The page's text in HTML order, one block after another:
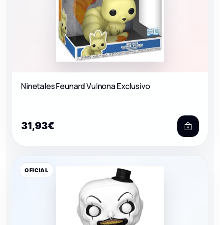
Ninetales Feunard Vulnona Exclusivo
31,93€
OFICIAL